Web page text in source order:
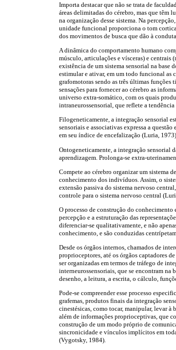
Importa destacar que não se trata de
áreas delimitadas do cérebro, mas que têm
na organização desse sistema. Na
unidade funcional proporciona o tom
dos movimentos de busca que dão à
A dinâmica do comportamento humano
músculo, articulações e vísceras) e centrais
existência de um sistema sensorial na base
estimular e ativar, em um todo funcional as
grafomotoras sendo as três últimas
sensações para fornecer ao cérebro as
universo extra-somático, com os quais
intraneurossensorial, que reflete a
Filogeneticamente, a integração sensorial
sensoriais e associativas expressa a
em seu índice de encefalização (Luria,
Ontogeneticamente, a integração sensorial
aprendizagem. Prolonga-se extra-
Compete ao cérebro organizar um sistema
conhecimento dos indivíduos. Assim, o
extensão passiva do sistema nervoso
controle para o sistema nervoso central
O processo de construção do conhecimento
percepção e a estruturação das
diferenciar-se qualitativamente, e não
conhecimento, e são conduzidas
Desde os órgãos internos, chamados de
proprioceptores, até os órgãos captadores
ser organizadas em termos de tráfego de
interneurossensoriais, que se encontram
desenho, a leitura, a escrita, o cálculo,
Pode-se compreender esse processo
grafemas, produtos finais da integração
cinestésicas, como tocar, manipular, levar
além de informações proprioceptivas, que
construção de um modo próprio de
sincronicidade e vínculos implícitos em
(Vygotsky, 1984).